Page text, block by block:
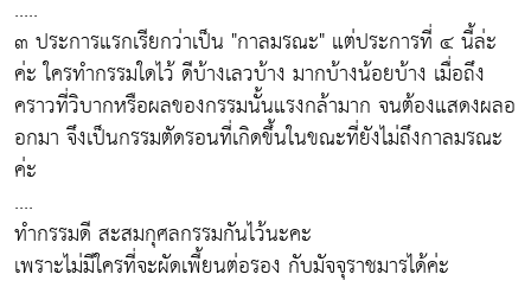
.....
๓ ประการแรกเรียกว่าเป็น "กาลมรณะ" แต่ประการที่ ๔ นี้ล่ะ
ค่ะ ใครทำกรรมใดไว้ ดีบ้างเลวบ้าง มากบ้างน้อยบ้าง เมื่อถึง
คราวที่วิบากหรือผลของกรรมนั้นแรงกล้ามาก จนต้องแสดงผลอ
อกมา จึงเป็นกรรมตัดรอนที่เกิดขึ้นในขณะที่ยังไม่ถึงกาลมรณะ
ค่ะ
....
ทำกรรมดี สะสมกุศลกรรมกันไว้นะคะ
เพราะไม่มีใครที่จะผัดเพี้ยนต่อรอง กับมัจจุราชมารได้ค่ะ